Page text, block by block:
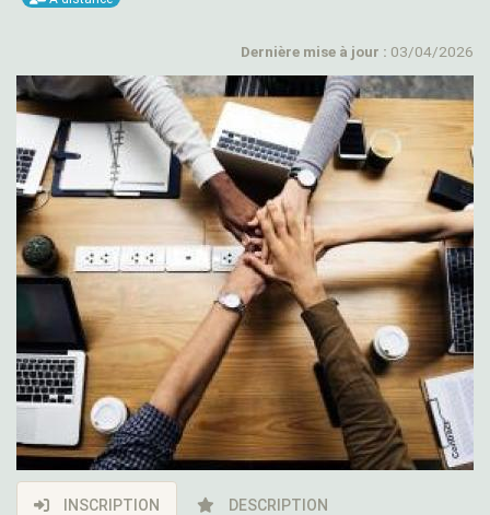
Dernière mise à jour : 03/04/2026
INSCRIPTION DESCRIPTION